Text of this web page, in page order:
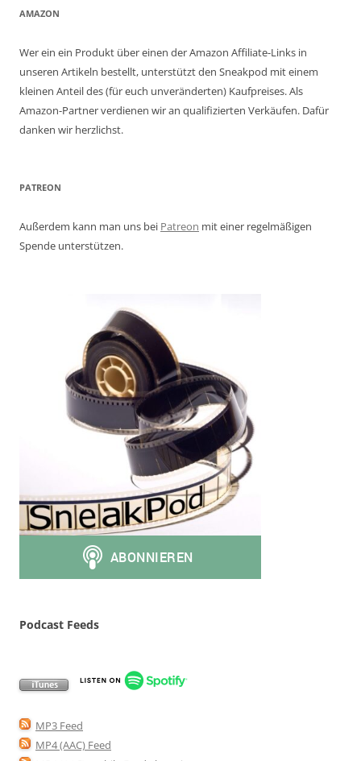
AMAZON
Wer ein ein Produkt über einen der Amazon Affiliate-Links in
unseren Artikeln bestellt, unterstützt den Sneakpod mit einem
kleinen Anteil des (für euch unveränderten) Kaufpreises. Als
Amazon-Partner verdienen wir an qualifizierten Verkäufen. Dafür
danken wir herzlichst.
PATREON
Außerdem kann man uns bei Patreon mit einer regelmäßigen
Spende unterstützen.
Podcast Feeds
MP3 Feed
MP4 (AAC) Feed